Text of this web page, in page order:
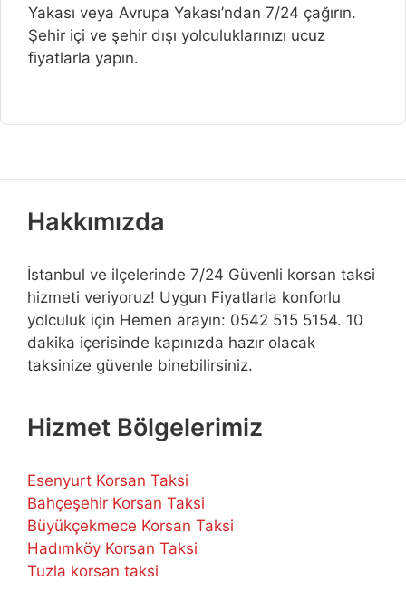
Yakası veya Avrupa Yakası’ndan 7/24 çağırın.
Şehir içi ve şehir dışı yolculuklarınızı ucuz
fiyatlarla yapın.
Hakkımızda
İstanbul ve ilçelerinde 7/24 Güvenli korsan taksi
hizmeti veriyoruz! Uygun Fiyatlarla konforlu
yolculuk için Hemen arayın: 0542 515 5154. 10
dakika içerisinde kapınızda hazır olacak
taksinize güvenle binebilirsiniz.
Hizmet Bölgelerimiz
Esenyurt Korsan Taksi
Bahçeşehir Korsan Taksi
Büyükçekmece Korsan Taksi
Hadımköy Korsan Taksi
Tuzla korsan taksi